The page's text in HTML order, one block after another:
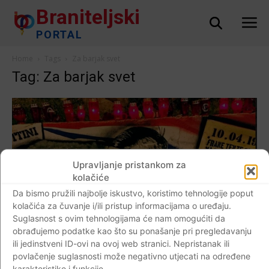
Upravljanje pristankom za
kolačiće
Da bismo pružili najbolje iskustvo, koristimo tehnologije poput
kolačića za čuvanje i/ili pristup informacijama o uređaju.
Suglasnost s ovim tehnologijama će nam omogućiti da
obrađujemo podatke kao što su ponašanje pri pregledavanju
ili jedinstveni ID-ovi na ovoj web stranici. Nepristanak ili
povlačenje suglasnosti može negativno utjecati na određene
Braniteljski
PORTAL
Tag: Za barjak svet